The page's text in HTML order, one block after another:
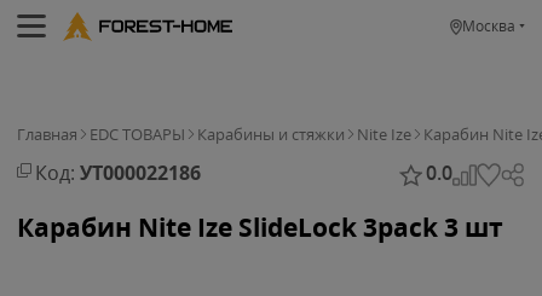
Москва
Главная EDC ТОВАРЫ Карабины и стяжки Nite Ize Карабин Nite
Код: УТ000022186 0.0
Карабин Nite Ize SlideLock 3pack 3 шт